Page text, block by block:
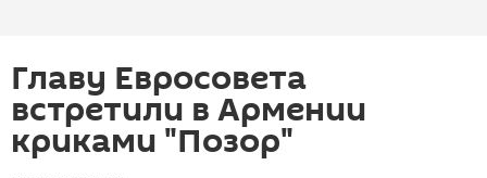
Главу Евросовета
встретили в Армении
криками "Позор"